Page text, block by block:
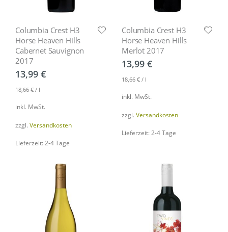
Columbia Crest H3
Horse Heaven Hills
Cabernet Sauvignon
2017
13,99 €
18,66 € / l
inkl. MwSt.
zzgl. Versandkosten
Lieferzeit: 2-4 Tage
Columbia Crest H3
Horse Heaven Hills
Merlot 2017
13,99 €
18,66 € / l
inkl. MwSt.
zzgl. Versandkosten
Lieferzeit: 2-4 Tage